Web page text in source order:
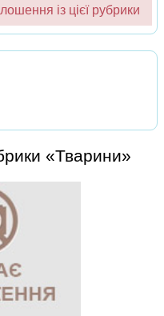
із цієї рубрики
«Тварини»